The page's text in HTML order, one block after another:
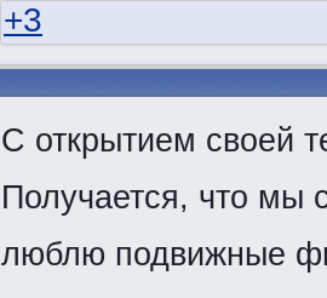
+3
С открытием своей
Получается, что мы
люблю подвижные